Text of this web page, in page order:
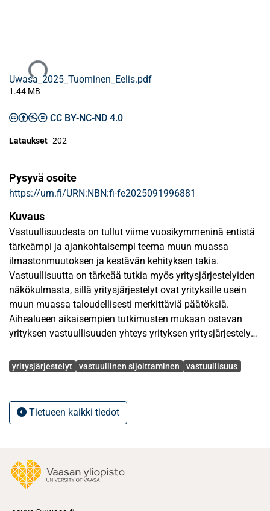
Ladataan...
Uwasa_2025_Tuominen_Eelis.pdf
1.44 MB
CC BY-NC-ND 4.0
Lataukset 202
Pysyvä osoite
https://urn.fi/URN:NBN:fi-fe2025091996881
Kuvaus
Vastuullisuudesta on tullut viime vuosikymmeninä entistä
tärkeämpi ja ajankohtaisempi teema muun muassa
ilmastonmuutoksen ja kestävän kehityksen takia.
Vastuullisuutta on tärkeää tutkia myös yritysjärjestelyiden
näkökulmasta, sillä yritysjärjestelyt ovat yrityksille usein
muun muassa taloudellisesti merkittäviä päätöksiä.
Aihealueen aikaisempien tutkimusten mukaan ostavan
yrityksen vastuullisuuden yhteys yrityksen yritysjärjestelyn
Yhteyden on siis havaittu olevan joko positiivinen tai
sosiaalisen vastuun ja hallintotapavastuun, osalta
tutkimustulokset ovat pääosin samansuuntaisia eli
tutkimusten eroista aineiston, mittareiden ja menetelmien
osalta.
Tutkielman tavoitteena on selvittää, onko ostavan yrityksen
Avainsanat
yritysjärjestelyt vastuullinen sijoittaminen vastuullisuus
Tietueen kaikki tiedot